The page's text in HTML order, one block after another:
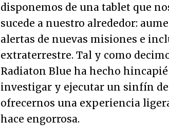
disponemos de una tablet que
sucede a nuestro alrededor:
alertas de nuevas misiones e
extraterrestre. Tal y como
Radiaton Blue ha hecho hincapié
investigar y ejecutar un sinfín
ofrecernos una experiencia
hace engorrosa.